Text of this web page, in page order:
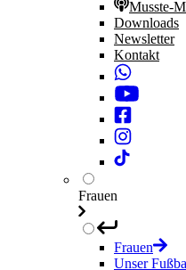
Musste-
Downloads
Newsletter
Kontakt
Frauen
Frauen
Unser